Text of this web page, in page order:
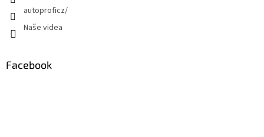
autoproficz/
Naše videa
Facebook